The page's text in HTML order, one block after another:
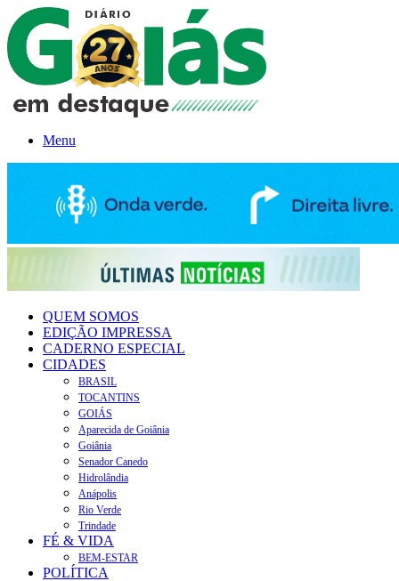
Menu
QUEM SOMOS
EDIÇÃO IMPRESSA
CADERNO ESPECIAL
CIDADES
BRASIL
TOCANTINS
GOIÁS
Aparecida de Goiânia
Goiânia
Senador Canedo
Hidrolândia
Anápolis
Rio Verde
Trindade
FÉ & VIDA
BEM-ESTAR
POLÍTICA